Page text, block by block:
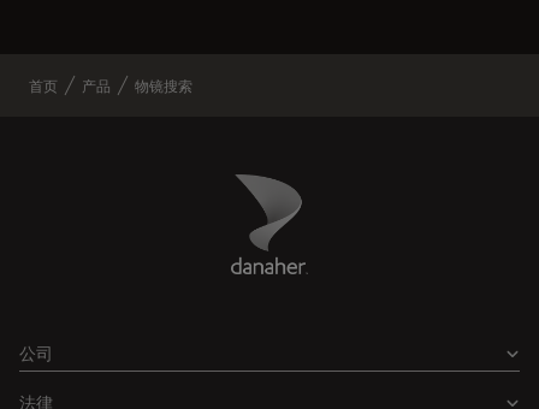
首页 产品 物镜搜索
Danaher Logo
公司
法律